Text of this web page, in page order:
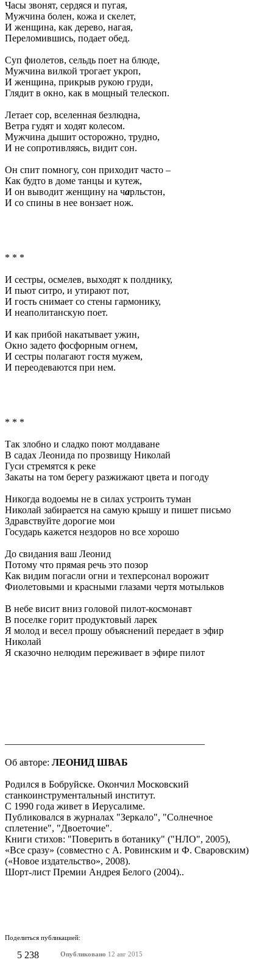
Часы звонят, сердяся и пугая,
Мужчина болен, кожа и скелет,
И женщина, как дерево, нагая,
Переломившись, подает обед.
Суп фиолетов, сельдь поет на блюде,
Мужчина вилкой трогает укроп,
И женщина, прикрыв рукою груди,
Глядит в окно, как в мощный телескоп.
Летает сор, вселенная безлюдна,
Ветра гудят и ходят колесом.
Мужчина дышит осторожно, трудно,
И не сопротивляясь, видит сон.
Он спит помногу, сон приходит часто –
Как будто в доме танцы и кутеж,
И он выводит женщину на чарльстон,
И со спины в нее вонзает нож.
* * *
И сестры, осмелев, выходят к полднику,
И пьют ситро, и утирают пот,
И гость снимает со стены гармонику,
И неаполитанскую поет.
И как прибой накатывает ужин,
Окно задето фосфорным огнем,
И сестры полагают гостя мужем,
И переодеваются при нем.
* * *
Так злобно и сладко поют молдаване
В садах Леонида по прозвищу Николай
Гуси стремятся к реке
Закаты на том берегу разжижают цвета и погоду
Никогда водоемы не в силах устроить туман
Николай забирается на самую крышу и пишет письмо
Здравствуйте дорогие мои
Государь кажется нездоров но все хорошо
До свидания ваш Леонид
Потому что прямая речь это позор
Как видим погасли огни и техперсонал ворожит
Фиолетовыми и красными глазами чертя мотыльков
В небе висит вниз головой пилот-космонавт
В поселке горит продуктовый ларек
Я молод и весел прошу объяснений передает в эфир
Николай
Я сказочно нелюдим переживает в эфире пилот
Об авторе: ЛЕОНИД ШВАБ
Родился в Бобруйске. Окончил Московский
станкоинструментальный институт.
С 1990 года живет в Иерусалиме.
Публиковался в журналах "Зеркало", "Солнечное
сплетение", "Двоеточие".
Книги стихов: "Поверить в ботанику" ("НЛО", 2005),
«Все сразу» (совместно с А. Ровинским и Ф. Сваровским)
(«Новое издательство», 2008).
Шорт-лист Премии Андрея Белого (2004)..
Поделиться публикацией:
5 238 Опубликовано 12 авг 2015